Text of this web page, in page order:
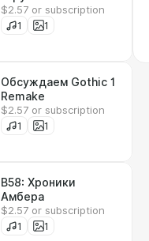
(обсуждение со
спойлерами)
$2.57 or subscription
1
1
Обсуждаем Gothic 1
Remake
$2.57 or subscription
1
1
B58: Хроники
Амбера
$2.57 or subscription
1
1